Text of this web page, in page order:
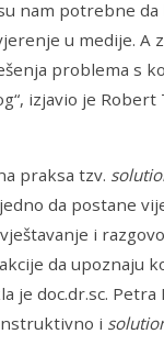
nam potrebne
u medije. A
problema s
izjavio je
praksa tzv.
da postane
i
da upoznaju
je doc.dr.sc.
i